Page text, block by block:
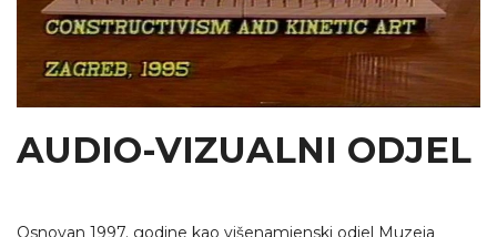
AUDIO-VIZUALNI ODJEL
Osnovan 1997. godine kao višenamjenski odjel Muzeja